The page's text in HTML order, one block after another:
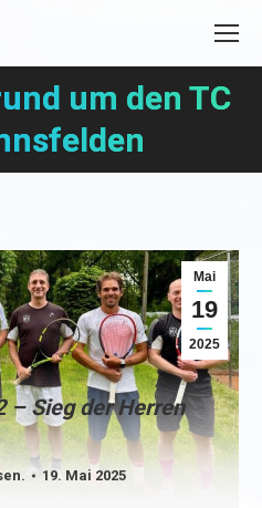
um den TC
Mai
19
2025
– Sieg der Herren
19. Mai 2025